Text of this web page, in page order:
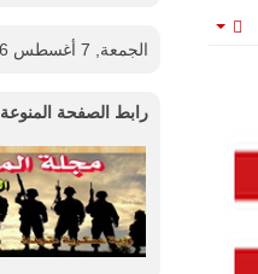
الجمعة, 7 أغسطس 2026
رابط الصفحة المنوعة facebook